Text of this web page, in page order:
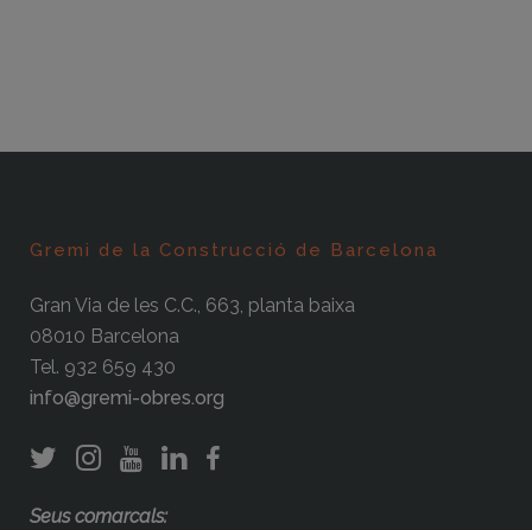
Gremi de la Construcció de Barcelona
Gran Via de les C.C., 663, planta baixa
08010 Barcelona
Tel. 932 659 430
info@gremi-obres.org
Seus comarcals: